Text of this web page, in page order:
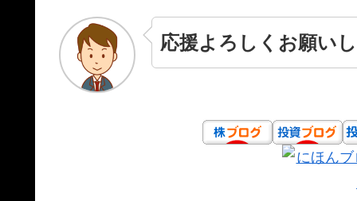
応援よろしくお願い